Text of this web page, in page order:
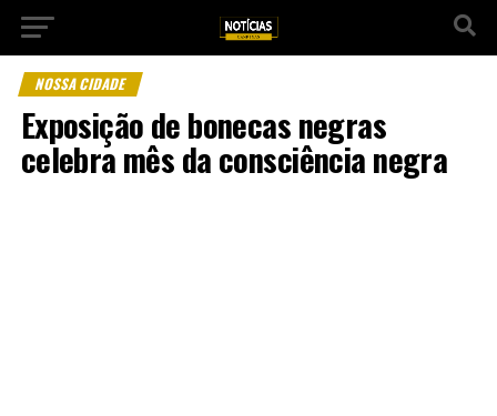
NOSSA CIDADE
Exposição de bonecas negras
celebra mês da consciência negra